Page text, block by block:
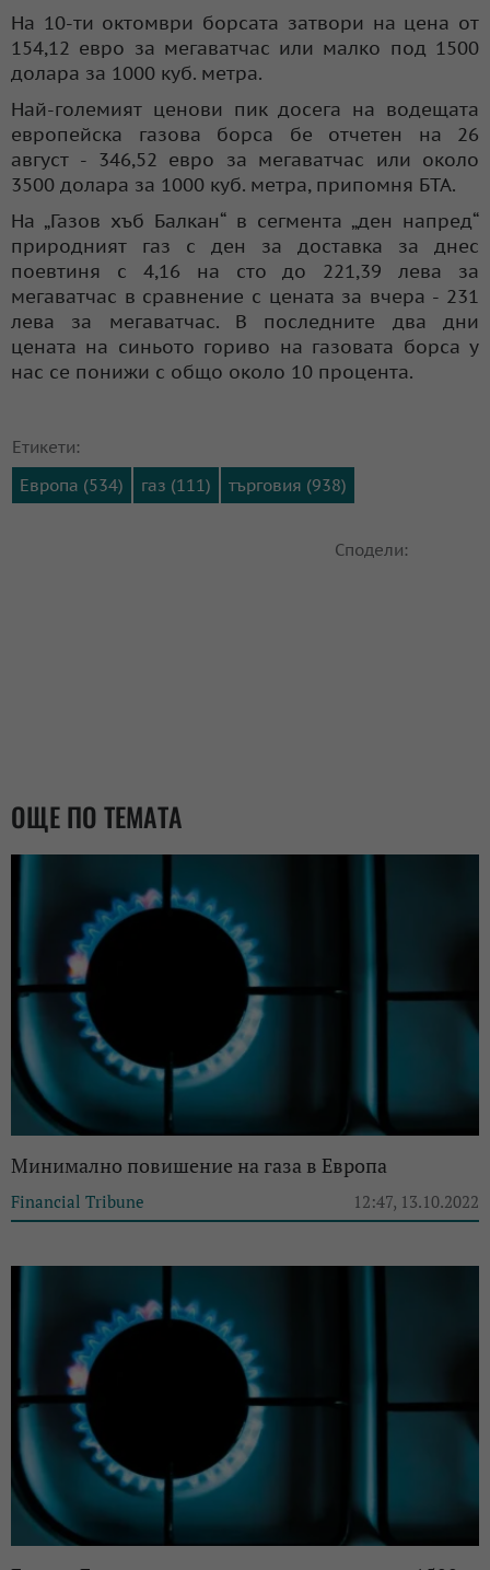
На 10-ти октомври борсата затвори на цена от
154,12 евро за мегаватчас или малко под 1500
долара за 1000 куб. метра.
Най-големият ценови пик досега на водещата
европейска газова борса бе отчетен на 26
август - 346,52 евро за мегаватчас или около
3500 долара за 1000 куб. метра, припомня БТА.
На „Газов хъб Балкан“ в сегмента „ден напред“
природният газ с ден за доставка за днес
поевтиня с 4,16 на сто до 221,39 лева за
мегаватчас в сравнение с цената за вчера - 231
лева за мегаватчас. В последните два дни
цената на синьото гориво на газовата борса у
нас се понижи с общо около 10 процента.
Етикети:
Европа (534)
газ (111) търговия (938)
Сподели:
ОЩЕ ПО ТЕМАТА
Минимално повишение на газа в Европа
Financial Tribune 12:47, 13.10.2022